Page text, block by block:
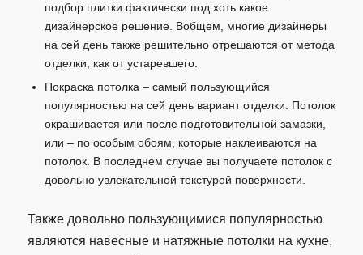
подбор плитки фактически под хоть какое
дизайнерское решение. Вобщем, многие дизайнеры
на сей день также решительно отрешаются от метода
отделки, как от устаревшего.
Покраска потолка – самый пользующийся
популярностью на сей день вариант отделки. Потолок
окрашивается или после подготовительной замазки,
или – по особым обоям, которые наклеиваются на
потолок. В последнем случае вы получаете потолок с
довольно увлекательной текстурой поверхности.
Также довольно пользующимися популярностью
являются навесные и натяжные потолки на кухне,